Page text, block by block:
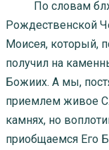
По словам блж.
Рождественской
Моисея, который,
получил на
Божиих. А мы,
приемлем живое
камнях, но
приобщаемся Его